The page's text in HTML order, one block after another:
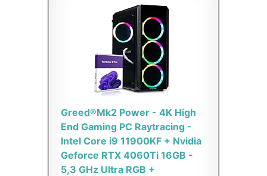
Greed®Mk2 Power - 4K High
End Gaming PC Raytracing -
Intel Core i9 11900KF + Nvidia
Geforce RTX 4060Ti 16GB -
5,3 GHz Ultra RGB +